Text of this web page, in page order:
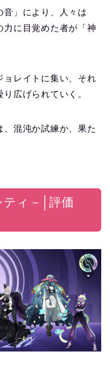
音」により、人々は
力に目覚めた者が「神
ョレイトに集い、それ
広げられていく。
混沌か試練か、果た
ィ－│評価